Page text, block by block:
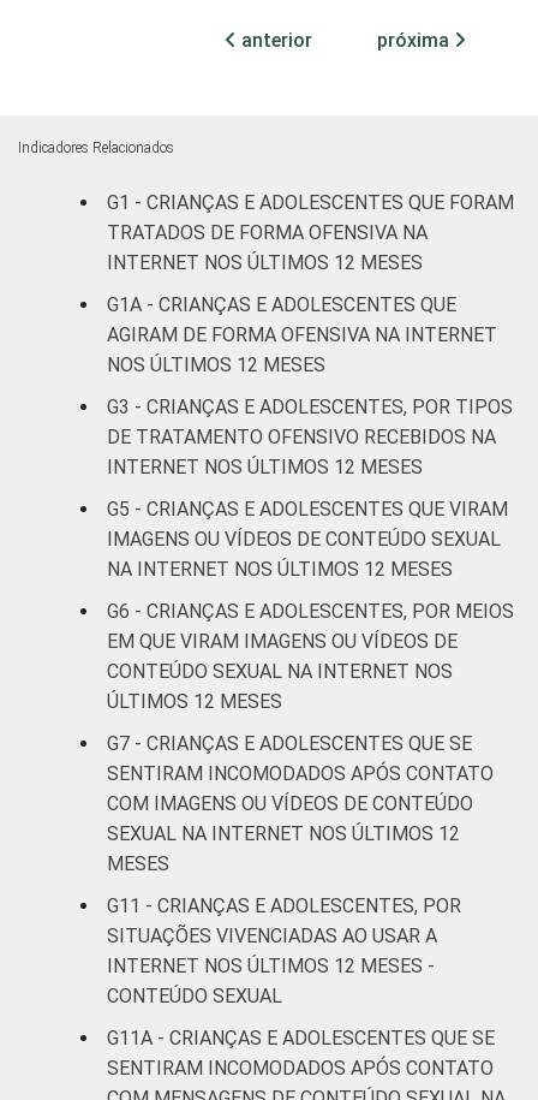
RESPONSÁVEIS
Fundamental
II
9
mais
13
FAIXA ETÁRIA
DA CRIANÇA
OU DO
ADOLESCENTE
De 9 a 10
anos
De 11 a 12
De 13 a 14
anos
14
De 15 a 17
anos
15
FAMILIAR
Mais de 1
SM até 2 SM
11
SM até 3 SM
Mais de 3
Não tem
renda
16
anterior próxima
Indicadores Relacionados
G1 - CRIANÇAS E ADOLESCENTES QUE FORAM
TRATADOS DE FORMA OFENSIVA NA
INTERNET NOS ÚLTIMOS 12 MESES
G1A - CRIANÇAS E ADOLESCENTES QUE
AGIRAM DE FORMA OFENSIVA NA INTERNET
NOS ÚLTIMOS 12 MESES
G3 - CRIANÇAS E ADOLESCENTES, POR TIPOS
DE TRATAMENTO OFENSIVO RECEBIDOS NA
INTERNET NOS ÚLTIMOS 12 MESES
G5 - CRIANÇAS E ADOLESCENTES QUE VIRAM
IMAGENS OU VÍDEOS DE CONTEÚDO SEXUAL
NA INTERNET NOS ÚLTIMOS 12 MESES
G6 - CRIANÇAS E ADOLESCENTES, POR MEIOS
EM QUE VIRAM IMAGENS OU VÍDEOS DE
CONTEÚDO SEXUAL NA INTERNET NOS
ÚLTIMOS 12 MESES
G7 - CRIANÇAS E ADOLESCENTES QUE SE
SENTIRAM INCOMODADOS APÓS CONTATO
COM IMAGENS OU VÍDEOS DE CONTEÚDO
SEXUAL NA INTERNET NOS ÚLTIMOS 12
MESES
G11 - CRIANÇAS E ADOLESCENTES, POR
SITUAÇÕES VIVENCIADAS AO USAR A
INTERNET NOS ÚLTIMOS 12 MESES -
CONTEÚDO SEXUAL
G11A - CRIANÇAS E ADOLESCENTES QUE SE
SENTIRAM INCOMODADOS APÓS CONTATO